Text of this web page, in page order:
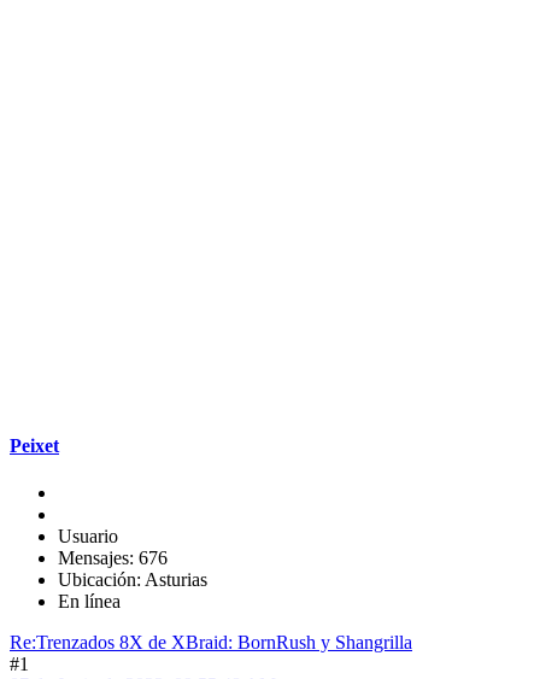
Peixet
Usuario
Mensajes: 676
Ubicación: Asturias
En línea
Re:Trenzados 8X de XBraid: BornRush y Shangrilla
#1